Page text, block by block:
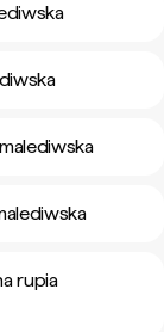
rupia